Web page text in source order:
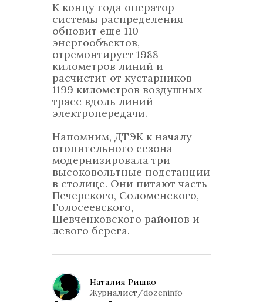
К концу года оператор
системы распределения
обновит еще 110
энергообъектов,
отремонтирует 1988
километров линий и
расчистит от кустарников
1199 километров воздушных
трасс вдоль линий
электропередачи.
Напомним, ДТЭК к началу
отопительного сезона
модернизировала три
высоковольтные подстанции
в столице. Они питают часть
Печерского, Соломенского,
Голосеевского,
Шевченковского районов и
левого берега.
Наталия Ришко
Журналист/dozeninfo